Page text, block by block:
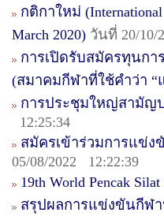
กติกาใหม่ (International
March 2020) วันที่ 20/10/
การเปิดรับสมัครทุนกา
(สมาคมกีฬาที่ใช้คำว่า “
การประชุมใหญ่สามัญป
12:25:34
สมัครเข้าร่วมการแข่ง
05/08/2022 12:22:39
19th World Pencak
สรุปผลการแข่งขันกีฬ